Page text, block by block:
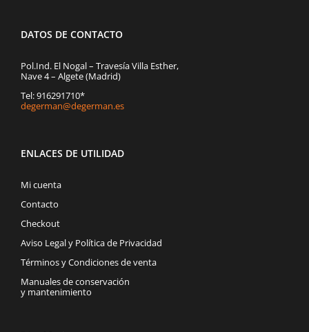
DATOS DE CONTACTO
Pol.Ind. El Nogal – Travesía Villa Esther,
Nave 4 – Algete (Madrid)
Tel: 916291710*
degerman@degerman.es
ENLACES DE UTILIDAD
Mi cuenta
Contacto
Checkout
Aviso Legal y Política de Privacidad
Términos y Condiciones de venta
Manuales de conservación
y mantenimiento